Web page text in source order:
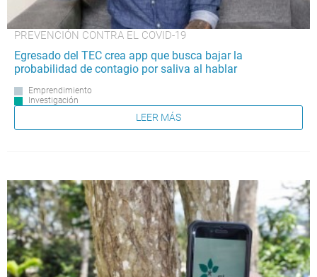
PREVENCIÓN CONTRA EL COVID-19
Egresado del TEC crea app que busca bajar la
probabilidad de contagio por saliva al hablar
Emprendimiento
Investigación
LEER MÁS